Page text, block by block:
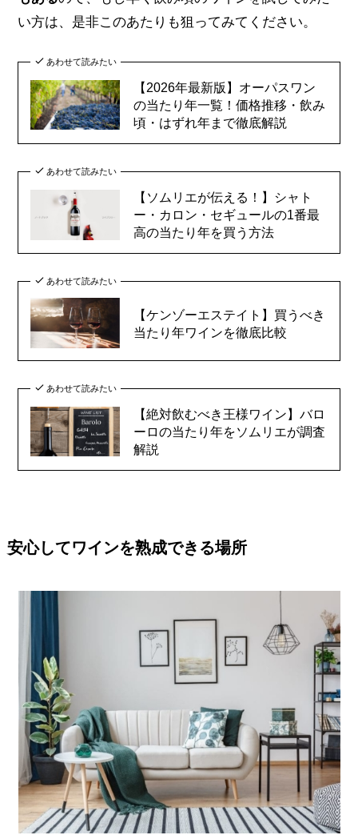
い方は、是非このあたりも狙ってみてください。
あわせて読みたい
【2026年最新版】オーパスワン
の当たり年一覧！価格推移・飲み
頃・はずれ年まで徹底解説
あわせて読みたい
【ソムリエが伝える！】シャト
ー・カロン・セギュールの1番最
高の当たり年を買う方法
あわせて読みたい
【ケンゾーエステイト】買うべき
当たり年ワインを徹底比較
あわせて読みたい
【絶対飲むべき王様ワイン】バロ
ーロの当たり年をソムリエが調査
解説
安心してワインを熟成できる場所